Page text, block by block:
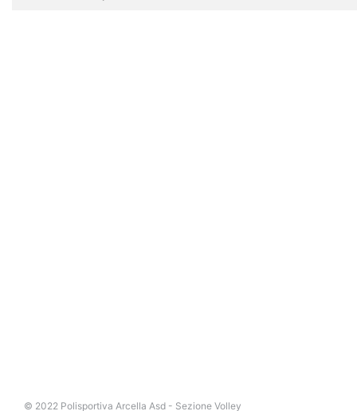
© 2022 Polisportiva Arcella Asd - Sezione Volley